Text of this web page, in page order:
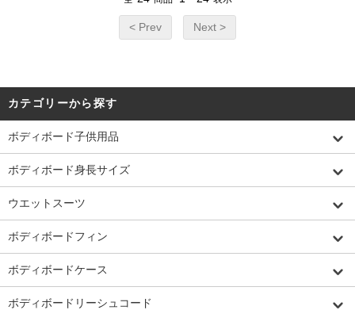
< Prev Next >
カテゴリーから探す
ボディボード子供用品
ボディボード身長サイズ
ウエットスーツ
ボディボードフィン
ボディボードケース
ボディボードリーシュコード